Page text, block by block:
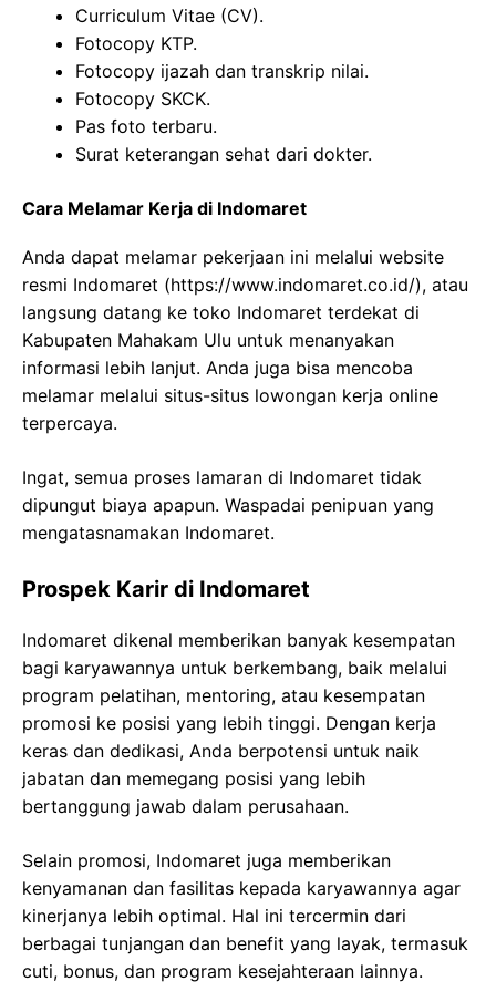
Curriculum Vitae (CV).
Fotocopy KTP.
Fotocopy ijazah dan transkrip nilai.
Fotocopy SKCK.
Pas foto terbaru.
Surat keterangan sehat dari dokter.
Cara Melamar Kerja di Indomaret
Anda dapat melamar pekerjaan ini melalui website
resmi Indomaret (https://www.indomaret.co.id/), atau
langsung datang ke toko Indomaret terdekat di
Kabupaten Mahakam Ulu untuk menanyakan
informasi lebih lanjut. Anda juga bisa mencoba
melamar melalui situs-situs lowongan kerja online
terpercaya.
Ingat, semua proses lamaran di Indomaret tidak
dipungut biaya apapun. Waspadai penipuan yang
mengatasnamakan Indomaret.
Prospek Karir di Indomaret
Indomaret dikenal memberikan banyak kesempatan
bagi karyawannya untuk berkembang, baik melalui
program pelatihan, mentoring, atau kesempatan
promosi ke posisi yang lebih tinggi. Dengan kerja
keras dan dedikasi, Anda berpotensi untuk naik
jabatan dan memegang posisi yang lebih
bertanggung jawab dalam perusahaan.
Selain promosi, Indomaret juga memberikan
kenyamanan dan fasilitas kepada karyawannya agar
kinerjanya lebih optimal. Hal ini tercermin dari
berbagai tunjangan dan benefit yang layak, termasuk
cuti, bonus, dan program kesejahteraan lainnya.